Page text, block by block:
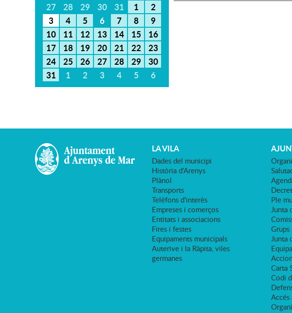
27 28 29 30 31 1
2
3
4 5 6 7 8
9
10
11 12 13 14 15
16
17
18 19 20 21 22
23
24
25 26 27 28 29
30
31
1 2 3 4 5 6
LA VILA
Dades del municipi
Història d'Arenys
Plànol
Transports
Telèfons d'interès
Empreses i comerços
Entitats i associacions
Fires i festes
Equipaments municipals
Auterive i la Ràpita, viles
germanes
Ple
Junta
Junta
Carta
Codi